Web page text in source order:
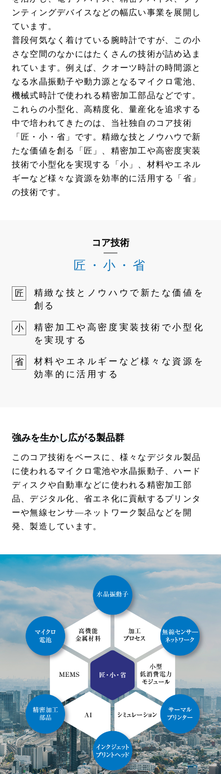
ンティングデバイスなどの幅広い事業を展開し
ています。
普段何気なく着けている腕時計ですが、この小
さな空間のなかにはたくさんの技術が詰め込ま
れています。例えば、クオーツ時計の時間源と
なる水晶振動子や動力源となるマイクロ電池、
機械式時計で使われる精密加工部品などです。
これらの小型化、高精度化、量産化を追求する
中で培われてきたのは、当社独自のコア技術
「匠・小・省」です。精緻な技とノウハウで新
たな価値を創る「匠」、精密加工や高密度実装
技術で小型化を実現する「小」、材料やエネル
ギーなど様々な資源を効率的に活用する「省」
の技術です。
コア技術
匠・小・省
匠
精緻な技とノウハウで新たな価値を
創る
小
精密加工や高密度実装技術で小型化
を実現する
省
材料やエネルギーなど様々な資源を
効率的に活用する
強みを生かし広がる製品群
このコア技術をベースに、様々なデジタル製品
に使われるマイクロ電池や水晶振動子、ハード
ディスクや自動車などに使われる精密加工部
品、デジタル化、省エネ化に貢献するプリンタ
ーや無線センサ―ネットワーク製品などを開
発、製造しています。